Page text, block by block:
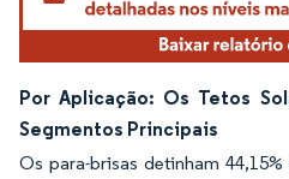
Por Aplicação: Os Tetos
Segmentos Principais
Os para-brisas detinham